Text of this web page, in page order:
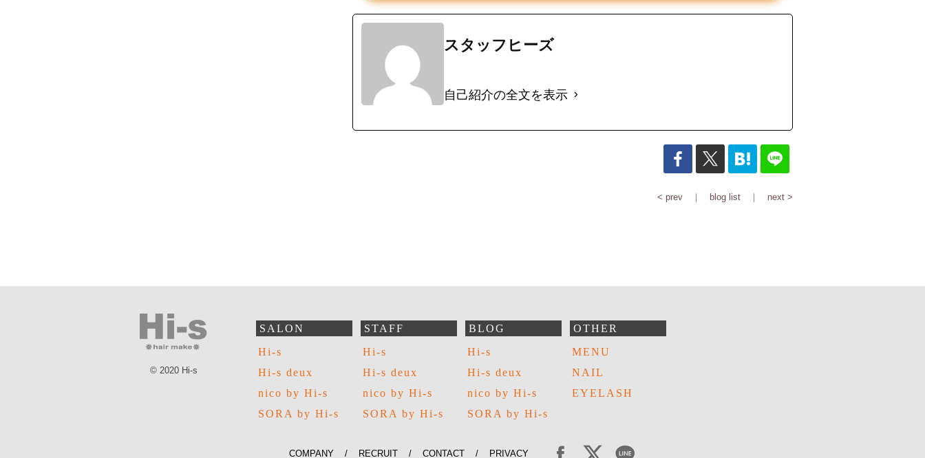
スタッフヒーズ
自己紹介の全文を表示
< prev ｜ blog list ｜ next >
© 2020 Hi-s
SALON
Hi-s
Hi-s deux
nico by Hi-s
SORA by Hi-s
STAFF
Hi-s
Hi-s deux
nico by Hi-s
SORA by Hi-s
BLOG
Hi-s
Hi-s deux
nico by Hi-s
SORA by Hi-s
OTHER
MENU
NAIL
EYELASH
COMPANY/ RECRUIT/ CONTACT/ PRIVACY